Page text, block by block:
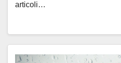
articoli…